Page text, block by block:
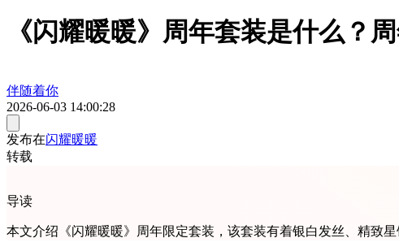
《闪耀暖暖》周年套装是什么？
伴随着你
2026-06-03 14:00:28
发布在闪耀暖暖
转载
导读
本文介绍《闪耀暖暖》周年限定套装，该套装有着银白发丝、精致